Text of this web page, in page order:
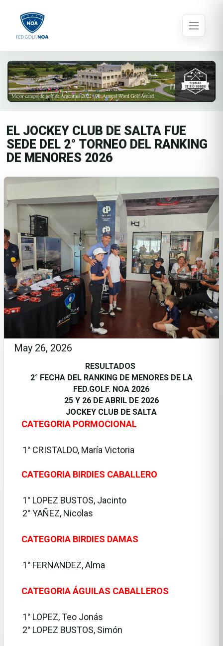
EL JOCKEY CLUB DE SALTA FUE
SEDE DEL 2° TORNEO DEL RANKING
DE MENORES 2026
May 26, 2026
RESULTADOS
2° FECHA DEL RANKING DE MENORES DE LA
FED.GOLF. NOA 2026
25 Y 26 DE ABRIL DE 2026
JOCKEY CLUB DE SALTA
CATEGORIA PORMOCIONAL
1° CRISTALDO, María Victoria
CATEGORIA BIRDIES CABALLERO
1° LOPEZ BUSTOS, Jacinto
2° YAÑEZ, Nicolas
CATEGORIA BIRDIES DAMAS
1° FERNANDEZ, Alma
CATEGORIA ÁGUILAS CABALLEROS
1° LOPEZ, Teo Jonás
2° LOPEZ BUSTOS, Simón